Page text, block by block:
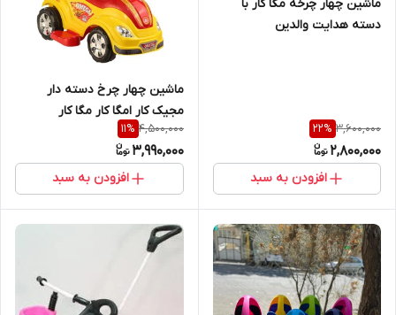
ماشین چهار چرخه مگا کار با
دسته هدایت والدین
3,600,000
22%
2,800,000
افزودن به سبد
ماشین چهار چرخ دسته دار
مجیک کار امگا کار مگا کار
4,500,000
11%
3,990,000
افزودن به سبد